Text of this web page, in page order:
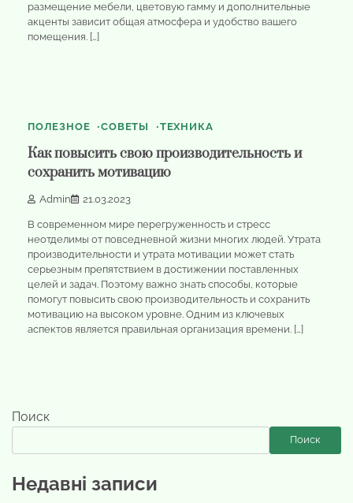
размещение мебели, цветовую гамму и дополнительные
акценты зависит общая атмосфера и удобство вашего
помещения. […]
ПОЛЕЗНОЕ СОВЕТЫ ТЕХНИКА
Как повысить свою производительность и
сохранить мотивацию
Admin 21.03.2023
В современном мире перегруженность и стресс
неотделимы от повседневной жизни многих людей. Утрата
производительности и утрата мотивации может стать
серьезным препятствием в достижении поставленных
целей и задач. Поэтому важно знать способы, которые
помогут повысить свою производительность и сохранить
мотивацию на высоком уровне. Одним из ключевых
аспектов является правильная организация времени. […]
Поиск
Поиск
Недавні записи